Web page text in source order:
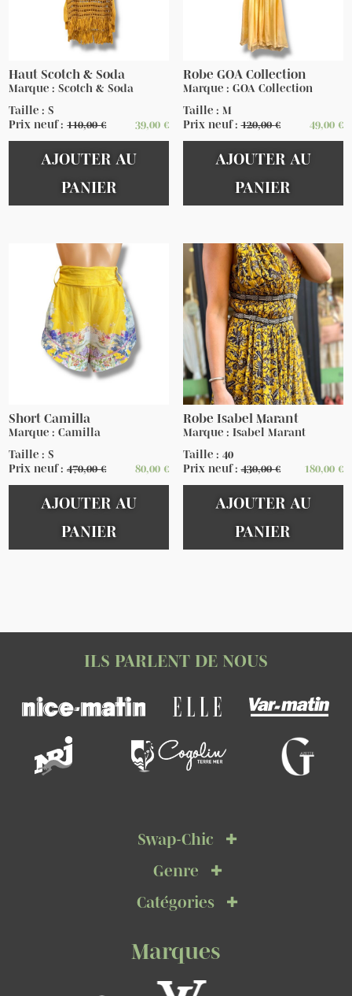
Haut Scotch & Soda
Marque : Scotch & Soda
Taille : S
Prix neuf :110,00€ 39,00 €
AJOUTER AU
PANIER
Robe GOA Collection
Marque : GOA Collection
Taille : M
Prix neuf :120,00€ 49,00 €
AJOUTER AU
PANIER
Short Camilla
Marque : Camilla
Taille : S
Prix neuf :470,00€ 80,00 €
AJOUTER AU
PANIER
Robe Isabel Marant
Marque : Isabel Marant
Taille : 40
Prix neuf :430,00€ 180,00 €
AJOUTER AU
PANIER
ILS PARLENT DE NOUS
Swap-Chic
Genre
Catégories
Marques